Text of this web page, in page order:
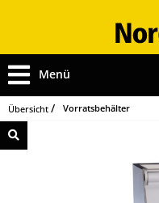
Menü
Übersicht Vorratsbehälter